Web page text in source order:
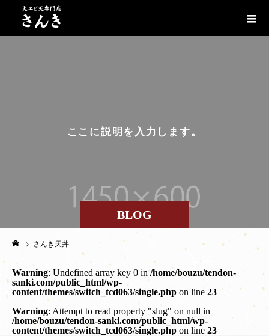
BLOG
こ こ に説明 を 入 力 し ま す。
さんき天丼
Warning: Undefined array key 0 in/home/bouzu/tendon-
sanki.com/public_html/wp-
content/themes/switch_tcd063/single.php on line 23
Warning: Attempt to read property "slug" on null in
/home/bouzu/tendon-sanki.com/public_html/wp-
content/themes/switch_tcd063/single.php on line 23